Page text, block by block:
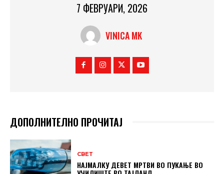
7 ФЕВРУАРИ, 2026
VINICA MK
ДОПОЛНИТЕЛНО ПРОЧИТАЈ
СВЕТ
НАЈМАЛКУ ДЕВЕТ МРТВИ ВО ПУКАЊЕ ВО